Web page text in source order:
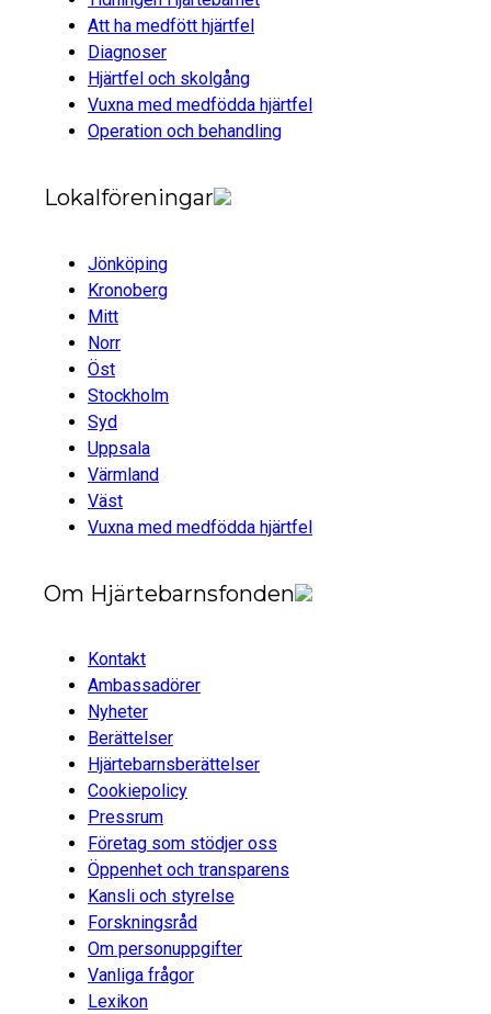
Att ha medfött hjärtfel
Diagnoser
Hjärtfel och skolgång
Vuxna med medfödda hjärtfel
Operation och behandling
Lokalföreningar
Jönköping
Kronoberg
Mitt
Norr
Öst
Stockholm
Syd
Uppsala
Värmland
Väst
Vuxna med medfödda hjärtfel
Om Hjärtebarnsfonden
Kontakt
Ambassadörer
Nyheter
Berättelser
Hjärtebarnsberättelser
Cookiepolicy
Pressrum
Företag som stödjer oss
Öppenhet och transparens
Kansli och styrelse
Forskningsråd
Om personuppgifter
Vanliga frågor
Lexikon